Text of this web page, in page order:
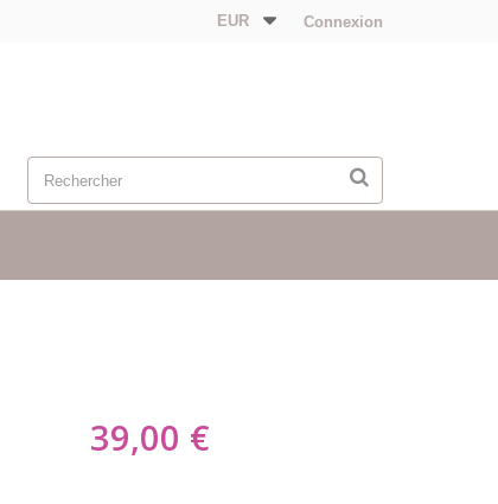
Connexion
EUR
39,00 €